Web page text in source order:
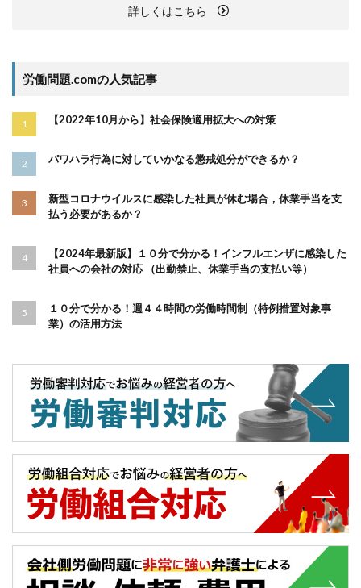
詳しくはこちら
労働問題.comの人気記事
【2022年10月から】社会保険適用拡大への対策
パワハラ行為に対していかなる懲戒処分ができるか？
新型コロナウイルスに感染した社員が休む場合，休業手当を支
払う必要があるか？
【2024年最新版】１０分で分かる！インフルエンザに感染した
社員への会社の対応 （出勤禁止、休業手当の支払い等）
１０分で分かる！週４４時間の労働時間制（特例措置対象事
業）の活用方法